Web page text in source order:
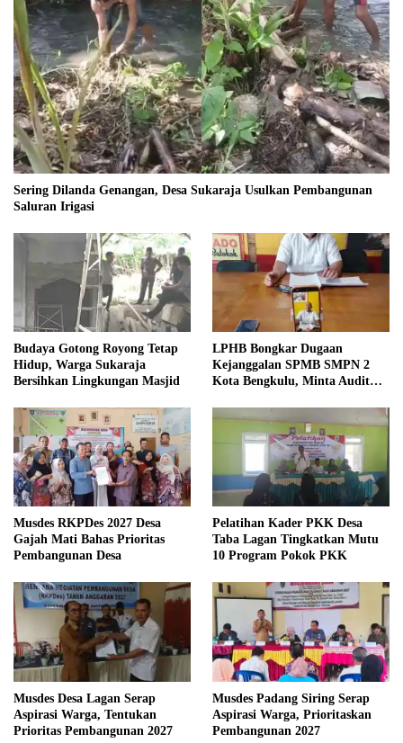
Sering Dilanda Genangan, Desa Sukaraja Usulkan Pembangunan
Saluran Irigasi
Budaya Gotong Royong Tetap
Hidup, Warga Sukaraja
Bersihkan Lingkungan Masjid
LPHB Bongkar Dugaan
Kejanggalan SPMB SMPN 2
Kota Bengkulu, Minta Audit
Musdes RKPDes 2027 Desa
Gajah Mati Bahas Prioritas
Pembangunan Desa
Pelatihan Kader PKK Desa
Taba Lagan Tingkatkan Mutu
10 Program Pokok PKK
Musdes Desa Lagan Serap
Aspirasi Warga, Tentukan
Prioritas Pembangunan 2027
Musdes Padang Siring Serap
Aspirasi Warga, Prioritaskan
Pembangunan 2027